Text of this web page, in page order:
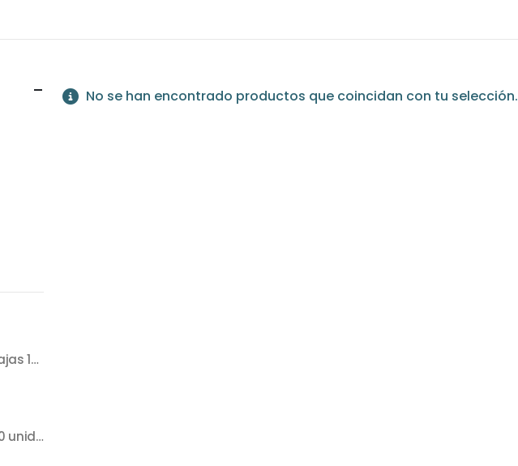
No se han encontrado productos que coincidan con tu selección.
Hamburguesa Mixta Cajas 12 u
Jamón Rápido - Caja 10 unidades, 20 Kg - 2 Kg/unidad